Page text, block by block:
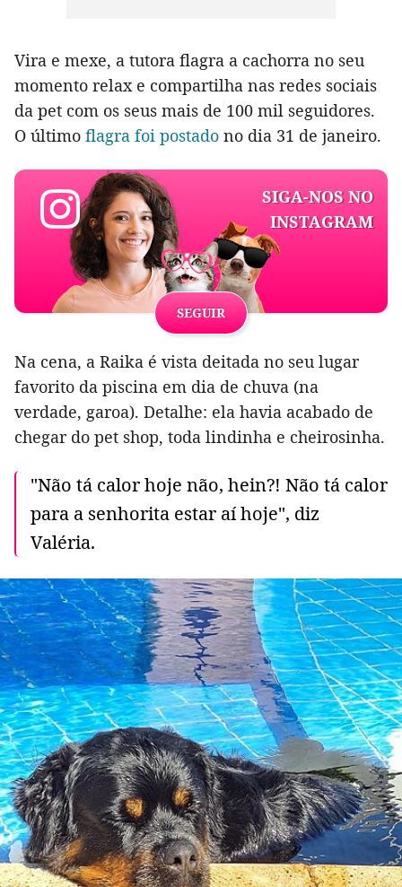
Vira e mexe, a tutora flagra a cachorra no seu
momento relax e compartilha nas redes sociais
da pet com os seus mais de 100 mil seguidores.
O último flagra foi postado no dia 31 de janeiro.
SIGA-NOS NO
INSTAGRAM
SEGUIR
Na cena, a Raika é vista deitada no seu lugar
favorito da piscina em dia de chuva (na
verdade, garoa). Detalhe: ela havia acabado de
chegar do pet shop, toda lindinha e cheirosinha.
"Não tá calor hoje não, hein?! Não tá calor
para a senhorita estar aí hoje", diz
Valéria.